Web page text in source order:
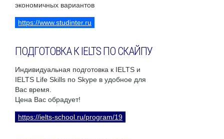
экономичных вариантов
https://www.studinter.ru
ПОДГОТОВКА К IELTS ПО СКАЙПУ
Индивидуальная подготовка к IELTS и
IELTS Life Skills по Skype в удобное для
Вас время.
Цена Вас обрадует!
https://ielts-school.ru/program/19